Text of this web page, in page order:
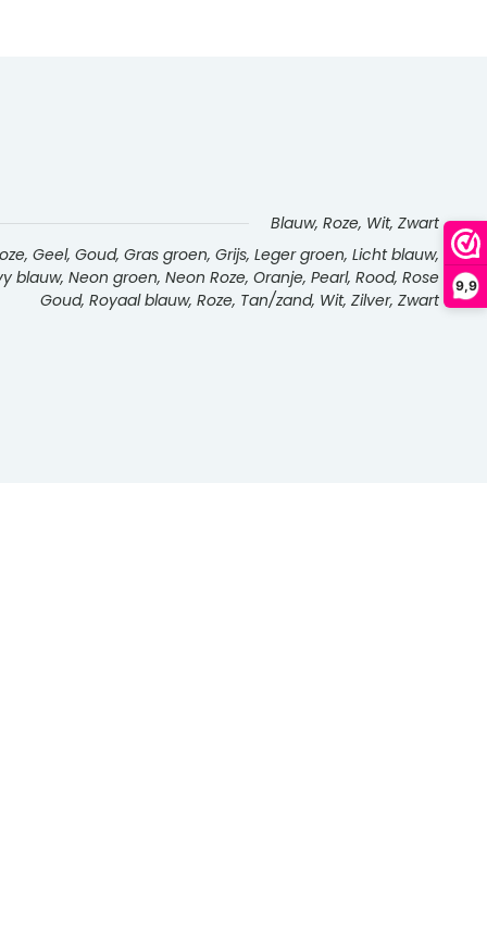
9,9
Blauw, Roze, Wit, Zwart
Geel, Goud, Gras groen, Grijs, Leger groen, Licht blauw,
blauw, Neon groen, Neon Roze, Oranje, Pearl, Rood, Rose
Goud, Royaal blauw, Roze, Tan/zand, Wit, Zilver, Zwart